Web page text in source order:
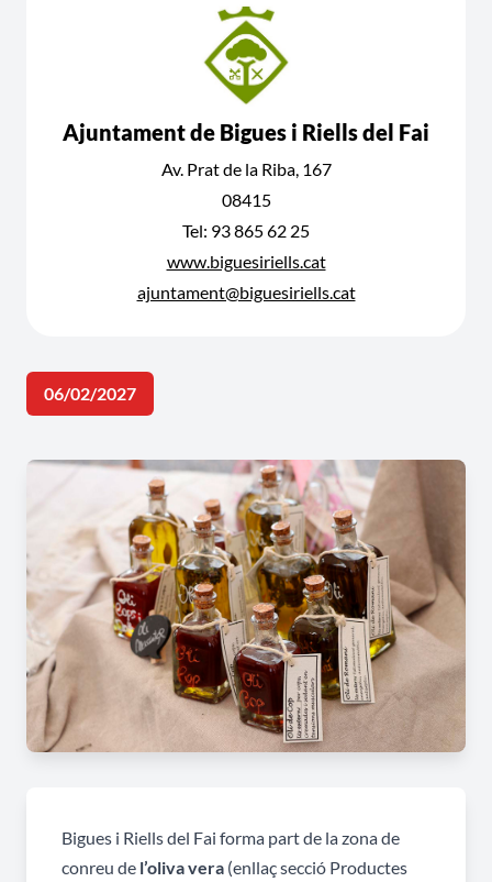
Ajuntament de Bigues i Riells del Fai
Av. Prat de la Riba, 167
08415
Tel: 93 865 62 25
www.biguesiriells.cat
ajuntament@biguesiriells.cat
06/02/2027
Bigues i Riells del Fai forma part de la zona de
conreu de l’oliva vera (enllaç secció Productes